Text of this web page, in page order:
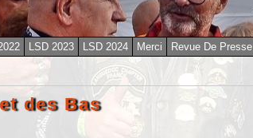
LSD 2023 LSD 2024 Merci Revue De Presse
des Bas